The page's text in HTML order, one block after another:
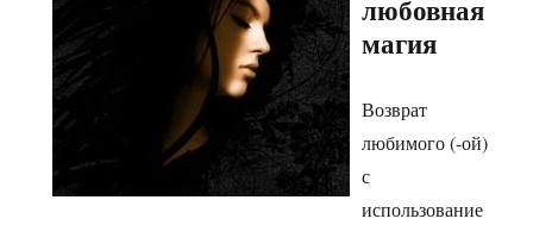
любовная
магия
Возврат
любимого (-ой)
с
использование